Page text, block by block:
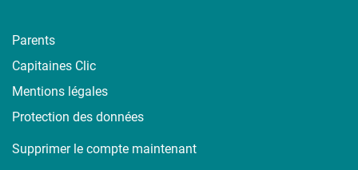
Parents
Capitaines Clic
Mentions légales
Protection des données
Supprimer le compte maintenant